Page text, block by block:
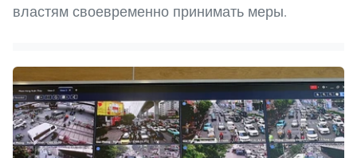
властям своевременно принимать меры.